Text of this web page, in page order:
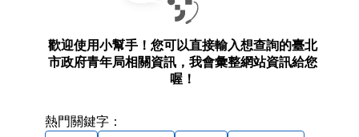
歡迎使用小幫手！您可以直接輸入想查詢的臺北
市政府青年局相關資訊，我會彙整網站資訊給您
喔！
熱門關鍵字：